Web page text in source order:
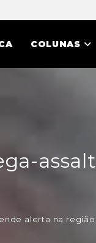
COLUNAS
alerta na região